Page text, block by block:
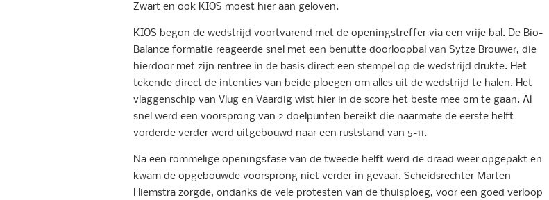
Zwart en ook KIOS moest hier aan geloven.
KIOS begon de wedstrijd voortvarend met de openingstreffer via een vrije bal. De Bio-
Balance formatie reageerde snel met een benutte doorloopbal van Sytze Brouwer, die
hierdoor met zijn rentree in de basis direct een stempel op de wedstrijd drukte. Het
tekende direct de intenties van beide ploegen om alles uit de wedstrijd te halen. Het
vlaggenschip van Vlug en Vaardig wist hier in de score het beste mee om te gaan. Al
snel werd een voorsprong van 2 doelpunten bereikt die naarmate de eerste helft
vorderde verder werd uitgebouwd naar een ruststand van 5-11.
Na een rommelige openingsfase van de tweede helft werd de draad weer opgepakt en
kwam de opgebouwde voorsprong niet verder in gevaar. Scheidsrechter Marten
Hiemstra zorgde, ondanks de vele protesten van de thuisploeg, voor een goed verloop